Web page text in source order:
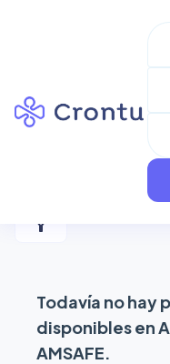
filter_alt
Todavía no hay
disponibles en
AMSAFE.